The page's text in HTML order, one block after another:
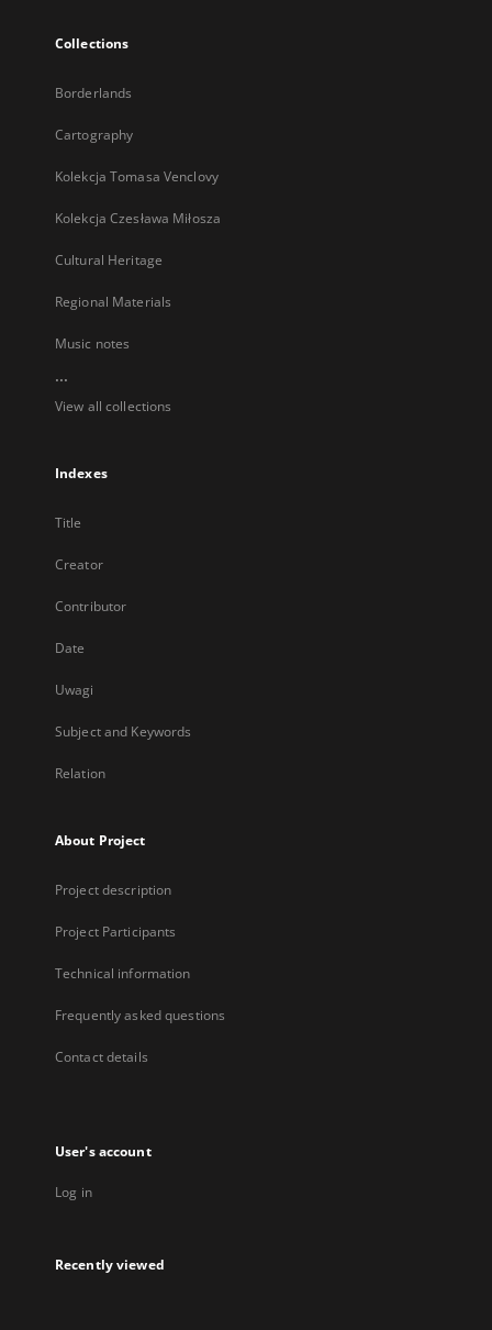
Collections
Borderlands
Cartography
Kolekcja Tomasa Venclovy
Kolekcja Czesława Miłosza
Cultural Heritage
Regional Materials
Music notes
...
View all collections
Indexes
Title
Creator
Contributor
Date
Uwagi
Subject and Keywords
Relation
About Project
Project description
Project Participants
Technical information
Frequently asked questions
Contact details
User's account
Log in
Recently viewed